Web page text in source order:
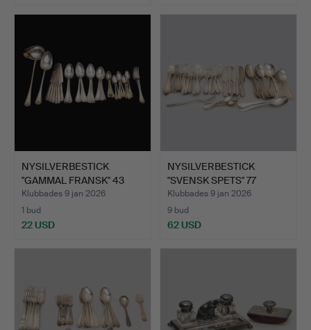
NYSILVERBESTICK
"GAMMAL FRANSK" 43
DELAR, …
Klubbades 9 jan 2026
1 bud
22 USD
NYSILVERBESTICK
"SVENSK SPETS" 77
DELAR.
Klubbades 9 jan 2026
9 bud
62 USD